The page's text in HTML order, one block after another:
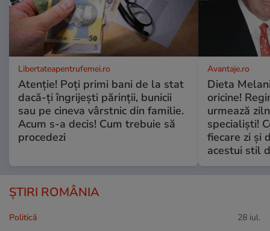
Libertateapentrufemei.ro
Atenție! Poți primi bani de la stat
dacă-ți îngrijești părinții, bunicii
sau pe cineva vârstnic din familie.
Acum s-a decis! Cum trebuie să
procedezi
Avantaje.ro
Dieta
oricine!
urmează
specialiști!
fiecare zi și
acestui stil
ȘTIRI ROMÂNIA
Politică 28 iul.